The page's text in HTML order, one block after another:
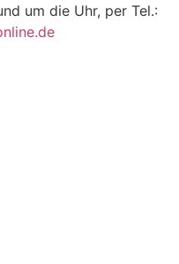
um die Uhr, per Tel.: